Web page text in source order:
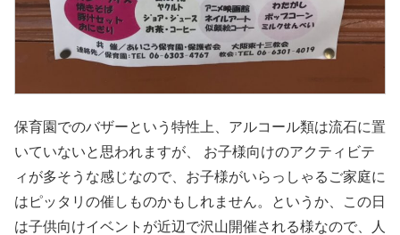
保育園でのバザーという特性上、アルコール類は流石に置
いていないと思われますが、 お子様向けのアクティビテ
ィが多そうな感じなので、お子様がいらっしゃるご家庭に
はピッタリの催しものかもしれません。というか、この日
は子供向けイベントが近辺で沢山開催される様なので、人